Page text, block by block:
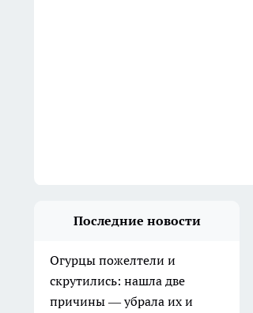
Последние новости
Огурцы пожелтели и
скрутились: нашла две
причины — убрала их и